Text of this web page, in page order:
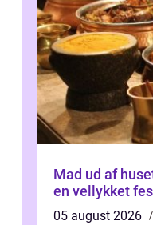
Mad ud af
en vellykket
05 august 2026